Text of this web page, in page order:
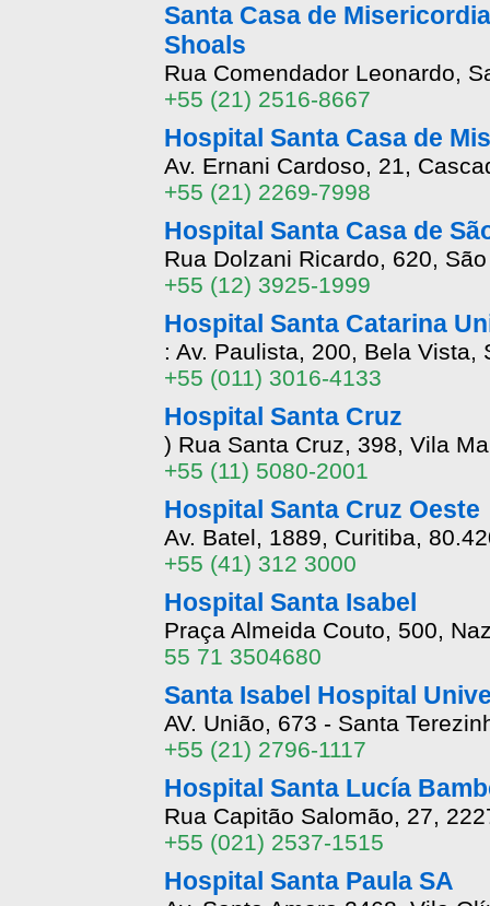
Santa Casa de
Shoals
Rua Comendador Leonardo,
+55 (21) 2516-8667
Hospital Santa Casa de
Av. Ernani Cardoso, 21,
+55 (21) 2269-7998
Hospital Santa Casa de
Rua Dolzani Ricardo, 620,
+55 (12) 3925-1999
Hospital Santa Catarina
: Av. Paulista, 200, Bela Vista,
+55 (011) 3016-4133
Hospital Santa Cruz
) Rua Santa Cruz, 398, Vila
+55 (11) 5080-2001
Hospital Santa Cruz Oeste
Av. Batel, 1889, Curitiba,
+55 (41) 312 3000
Hospital Santa Isabel
Praça Almeida Couto, 500,
55 71 3504680
Santa Isabel Hospital
AV. União, 673 - Santa
+55 (21) 2796-1117
Hospital Santa Lucía
Rua Capitão Salomão, 27,
+55 (021) 2537-1515
Hospital Santa Paula SA